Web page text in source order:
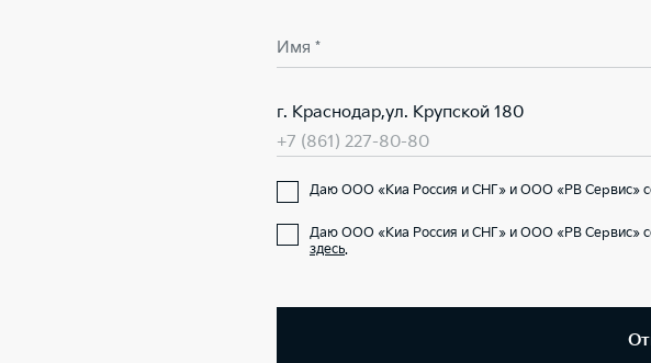
Имя *
г. Краснодар,ул. Крупской 180
+7 (861) 227-80-80
Даю ООО «Киа Россия и СНГ» и ООО «РВ Сервис»
Даю ООО «Киа Россия и СНГ» и ООО «РВ Сервис»
здесь.